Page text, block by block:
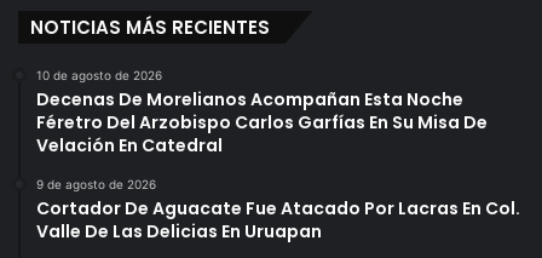
NOTICIAS MÁS RECIENTES
10 de agosto de 2026
Decenas De Morelianos Acompañan Esta Noche
Féretro Del Arzobispo Carlos Garfías En Su Misa De
Velación En Catedral
9 de agosto de 2026
Cortador De Aguacate Fue Atacado Por Lacras En Col.
Valle De Las Delicias En Uruapan